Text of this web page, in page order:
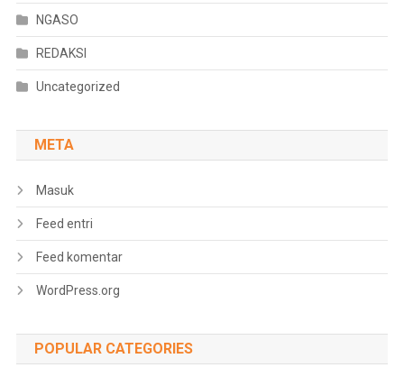
NGASO
REDAKSI
Uncategorized
META
Masuk
Feed entri
Feed komentar
WordPress.org
POPULAR CATEGORIES